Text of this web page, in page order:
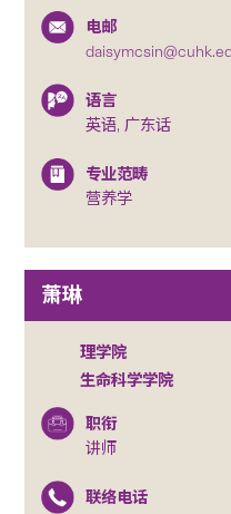
电邮
语言
英语, 广东话
专业范畴
营养学
萧琳
理学院
生命科学学院
职衔
讲师
联络电话